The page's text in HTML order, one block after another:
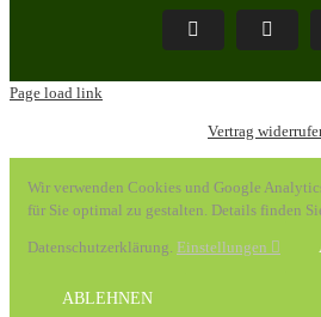
Pinterest
Page load link
Vertrag
Wir verwenden Cookies und Google
für Sie optimal zu gestalten. Details finden
Datenschutzerklärung. Einstellungen
ABLEHNEN